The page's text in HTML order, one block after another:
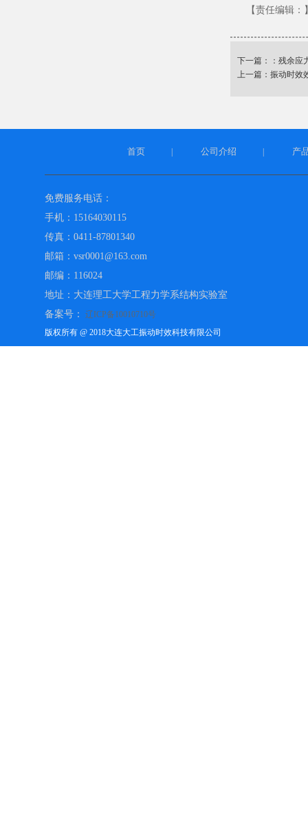
【责任编辑：
下一篇：： 残余应
上一篇： 振动时效
首页 | 公司介绍 | 产
免费服务电话：
手机：15164030115
传真：0411-87801340
邮箱：vsr0001@163.com
邮编：116024
地址：大连理工大学工程力学系结构实验室
备案号：
辽ICP备10010710号
版权所有 @ 2018大连大工振动时效科技有限公司